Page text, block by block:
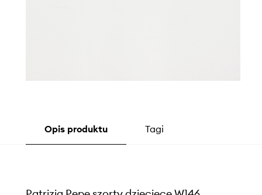
Opis produktu Tagi